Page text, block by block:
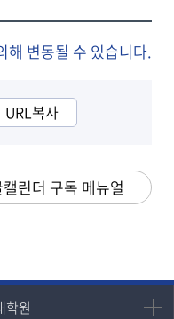
해 변동될 수 있습니다.
URL복사
린더 구독 메뉴얼
학원
학원